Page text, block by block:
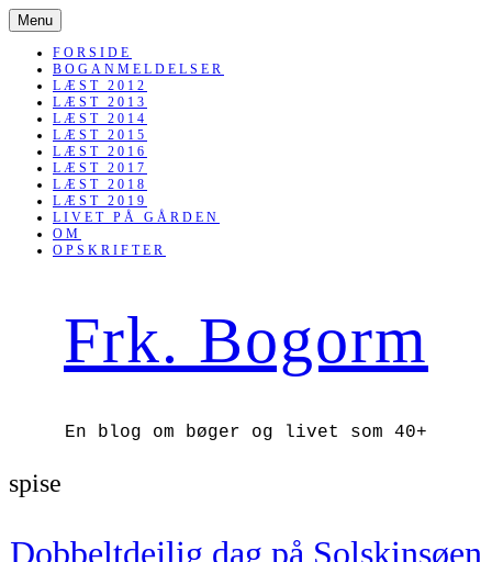
Menu SKIP
TO
CONTENT
FORSIDE
BOGANMELDELSER
LÆST 2012
LÆST 2013
LÆST 2014
LÆST 2015
LÆST 2016
LÆST 2017
LÆST 2018
LÆST 2019
LIVET PÅ GÅRDEN
OM
OPSKRIFTER
Frk. Bogorm
En blog om bøger og livet som 40+
spise
Dobbeltdejlig dag på Solskinsøen